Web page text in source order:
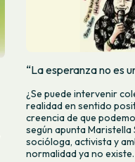
“La esperanza no es
¿Se puede intervenir
realidad en sentido
creencia de que
según apunta
socióloga, activista y
normalidad ya no